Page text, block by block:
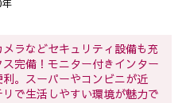
ラなどセキュリティ設備も充
完備！モニター付きインター
。スーパーやコンビニが近
で生活しやすい環境が魅力で